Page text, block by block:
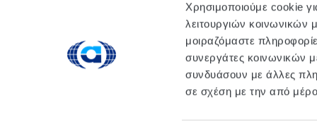
Χρησιμοποιούμε cookie
λειτουργιών κοινωνικών
μοιραζόμαστε
συνεργάτες κοινωνικών
συνδυάσουν με άλλες
σε σχέση με την από
Αθήνα, 3o xλμ. Λ.
ΜΑΡΚΟΠΟΥΛΟΥ, Τ.Θ. 200, TK
190 02 ΠΑΙΑΝΙΑ ΑΤΤΙΚΗΣ
email: info@atlanta.gr
ΑΦΜ 094077212